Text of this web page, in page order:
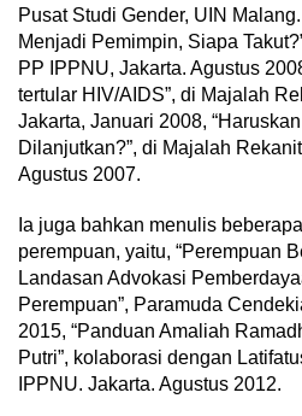
Pusat Studi Gender, UIN
Menjadi Pemimpin, Siapa
PP IPPNU, Jakarta. Agustus
tertular HIV/AIDS”, di Majalah
Jakarta, Januari 2008,
Dilanjutkan?”, di Majalah
Agustus 2007.
Ia juga bahkan menulis
perempuan, yaitu, “Perempuan
Landasan Advokasi
Perempuan”, Paramuda
2015, “Panduan Amaliah
Putri”, kolaborasi dengan
IPPNU. Jakarta. Agustus 2012.